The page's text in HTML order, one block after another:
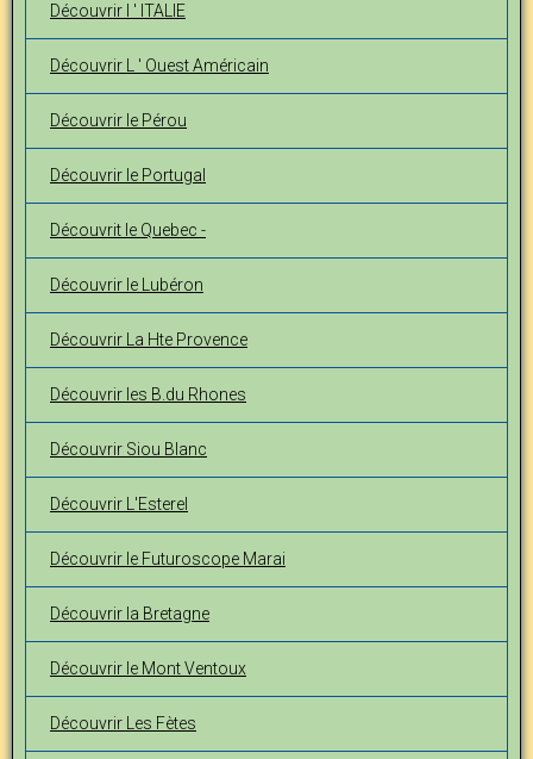
Découvrir l ' ITALIE
Découvrir L ' Ouest Américain
Découvrir le Pérou
Découvrir le Portugal
Découvrit le Quebec -
Découvrir le Lubéron
Découvrir La Hte Provence
Découvrir les B.du Rhones
Découvrir Siou Blanc
Découvrir L'Esterel
Découvrir le Futuroscope Marai
Découvrir la Bretagne
Découvrir le Mont Ventoux
Découvrir Les Fètes